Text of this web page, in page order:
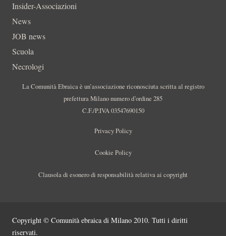
Insider-Associazioni
News
JOB news
Scuola
Necrologi
La Comunità Ebraica è un’associazione riconosciuta scritta al registro
prefettura Milano numero d’ordine 285
C.F./P.IVA 03547690150
Privacy Policy
Cookie Policy
Clausola di esonero di responsabilità relativa ai copyright
Copyright © Comunità ebraica di Milano 2010. Tutti i diritti
riservati.